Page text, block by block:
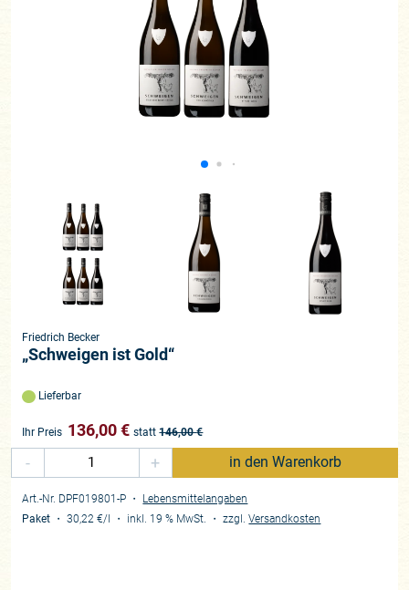
Friedrich Becker
„Schweigen ist Gold“
Lieferbar
Ihr Preis 136,00€ statt 146,00€
- + in den Warenkorb
Art.-Nr. DPF019801-P ・ Lebensmittelangaben
Paket ・30,22 €/l ・ inkl. 19 % MwSt. ・zzgl.Versandkosten